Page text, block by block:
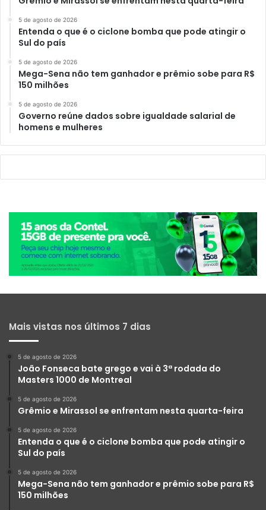
5 de agosto de 2026
Entenda o que é o ciclone bomba que pode atingir o
Sul do país
5 de agosto de 2026
Mega-Sena não tem ganhador e prêmio sobe para R$
150 milhões
5 de agosto de 2026
Governo reúne dados sobre igualdade salarial de
homens e mulheres
Mais vistas nos últimos 7 dias
5 de agosto de 2026
João Fonseca bate grego e vai à 3ª rodada do
Masters 1000 de Montreal
5 de agosto de 2026
Grêmio e Mirassol se enfrentam nesta quarta-feira
5 de agosto de 2026
Entenda o que é o ciclone bomba que pode atingir o
Sul do país
5 de agosto de 2026
Mega-Sena não tem ganhador e prêmio sobe para R$
150 milhões